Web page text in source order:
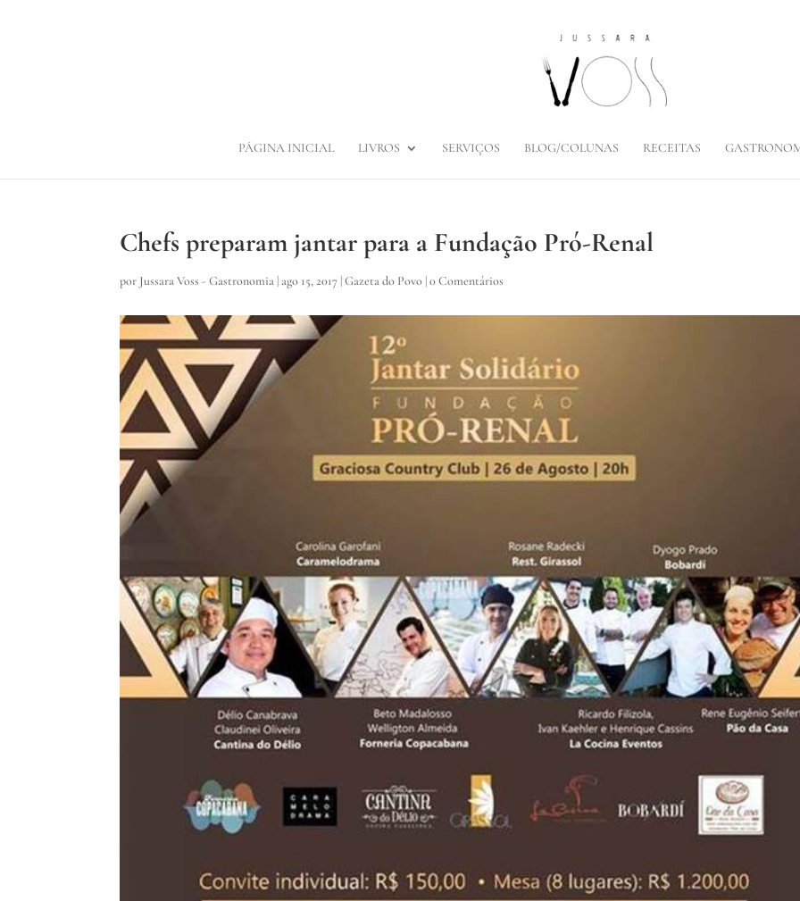
PÁGINA INICIAL LIVROS SERVIÇOS BLOG/COLUNAS RECEITAS
Chefs preparam jantar para a Fundação Pró-Renal
por Jussara Voss - Gastronomia |ago 15, 2017 |Gazeta do Povo |0 Comentários